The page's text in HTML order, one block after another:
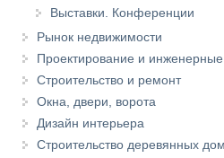
Выставки. Конференции
Рынок недвижимости
Проектирование и
Строительство и ремонт
Окна, двери, ворота
Дизайн интерьера
Строительство деревянных